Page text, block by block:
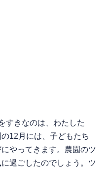
すきなのは、わたした
12月には、子どもたち
やってきます。農園のツ
過ごしたのでしょう。ツ